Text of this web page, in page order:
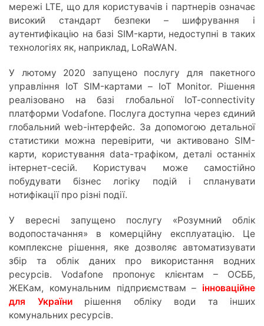
мережі LTE, що для користувачів і партнерів означає
високий стандарт безпеки – шифрування і
аутентифікацію на базі SIM-карти, недоступні в таких
технологіях як, наприклад, LoRaWAN.
У лютому 2020 запущено послугу для пакетного
управління IoT SIM-картами – IoT Monitor. Рішення
реалізовано на базі глобальної IoT-connectivity
платформи Vodafone. Послуга доступна через єдиний
глобальний web-інтерфейс. За допомогою детальної
статистики можна перевірити, чи активовано SIM-
карти, користування data-трафіком, деталі останніх
інтернет-сесій. Користувач може самостійно
побудувати бізнес логіку подій і спланувати
нотифікації про різні події.
У вересні запущено послугу «Розумний облік
водопостачання» в комерційну експлуатацію. Це
комплексне рішення, яке дозволяє автоматизувати
збір та облік даних про використання водних
ресурсів. Vodafone пропонує клієнтам – ОСББ,
ЖЕКам, комунальним підприємствам – інноваційне
для Українирішення обліку води та інших
комунальних ресурсів.